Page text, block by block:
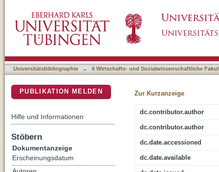
Universitätsbibliographie → 6 Wirtschafts- und Sozialwissenschaftliche
Zur Kurzanzeige
dc.contributor.author
dc.contributor.author
dc.date.accessioned
dc.date.available
PUBLIKATION MELDEN
Hilfe und Informationen
Stöbern
Dokumentanzeige
Erscheinungsdatum